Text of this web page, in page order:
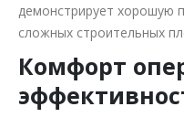
демонстрирует хорошую
сложных строительных
Комфорт